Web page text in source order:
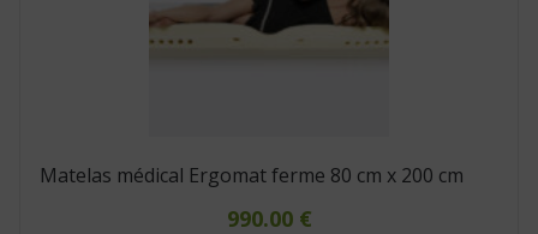
Matelas médical Ergomat ferme 80 cm x 200 cm
990.00 €